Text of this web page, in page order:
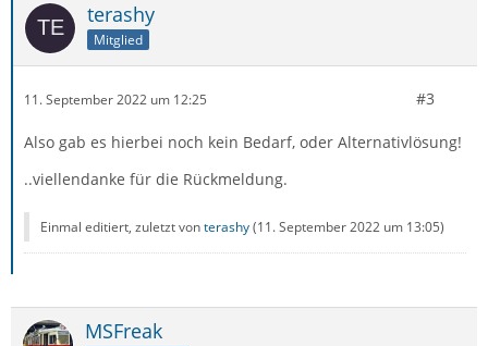
terashy
Mitglied
11. September 2022 um 12:25 #3
Also gab es hierbei noch kein Bedarf, oder Alternativlösung!
..viellendanke für die Rückmeldung.
Einmal editiert, zuletzt vonterashy(11. September 2022 um 13:05)
MSFreak